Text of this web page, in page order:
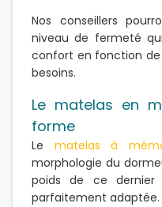
Nos conseillers
niveau de fermeté
confort en fonction
besoins.
Le matelas en
forme
Le matelas à
morphologie du
poids de ce dernier
parfaitement adaptée.